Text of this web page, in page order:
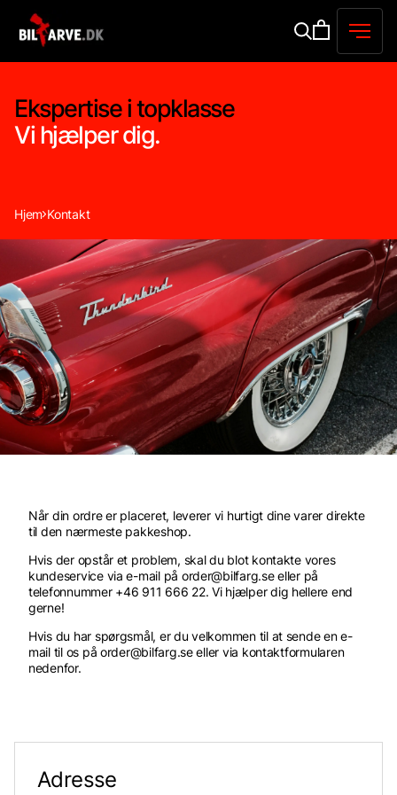
Ekspertise i topklasse
Vi hjælper dig.
Hjem Kontakt
Når din ordre er placeret, leverer vi hurtigt dine varer direkte
til den nærmeste pakkeshop.
Hvis der opstår et problem, skal du blot kontakte vores
kundeservice via e-mail på order@bilfarg.se eller på
telefonnummer +46 911 666 22. Vi hjælper dig hellere end
gerne!
Hvis du har spørgsmål, er du velkommen til at sende en e-
mail til os på order@bilfarg.se eller via kontaktformularen
nedenfor.
Adresse